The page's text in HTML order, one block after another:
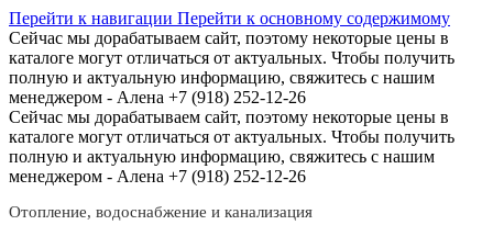
Перейти к навигации Перейти к основному содержимому
Сейчас мы дорабатываем сайт, поэтому некоторые цены в
каталоге могут отличаться от актуальных. Чтобы получить
полную и актуальную информацию, свяжитесь с нашим
менеджером - Алена +7 (918) 252-12-26
Сейчас мы дорабатываем сайт, поэтому некоторые цены в
каталоге могут отличаться от актуальных. Чтобы получить
полную и актуальную информацию, свяжитесь с нашим
менеджером - Алена +7 (918) 252-12-26
Отопление, водоснабжение и канализация